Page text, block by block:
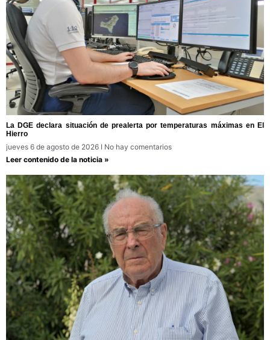
La DGE declara situación de prealerta por temperaturas máximas en El
Hierro
jueves 6 de agosto de 2026
No hay comentarios
Leer contenido de la noticia »